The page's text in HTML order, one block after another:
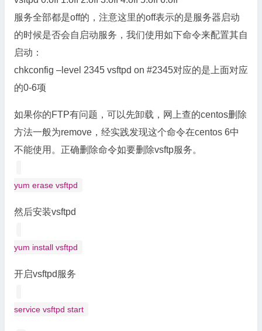
服务全部都是off的，注意这里的off表示的是服务器启动
的时候是否会自启动服务，我们使用如下命令来配置其自
启动：
chkconfig –level 2345 vsftpd on #2345对应的是上面对应
的0-6项
如果你的FTP有问题，可以先卸载，网上查的centos删除
方法一般为remove，经实践发现这个命令在centos 6中
不能使用。正确删除命令如要删除vsftp服务。
yum erase vsftpd
然后安装vsftpd
yum install vsftpd
开启vsftpd服务
service vsftpd start